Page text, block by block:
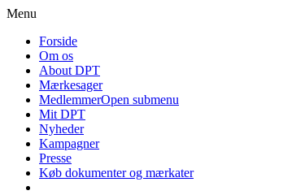
Menu
Forside
Om os
About DPT
Mærkesager
MedlemmerOpen submenu
Mit DPT
Nyheder
Kampagner
Presse
Køb dokumenter og mærkater